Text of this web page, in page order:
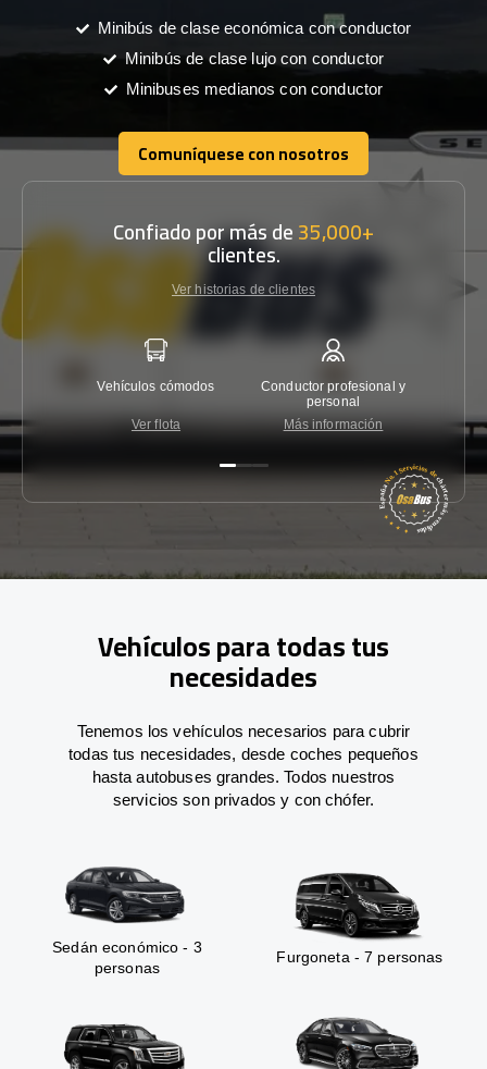
Minibús de clase económica con conductor
Minibús de clase lujo con conductor
Minibuses medianos con conductor
Comuníquese con nosotros
Comuníquese con nosotros
Confiado por más de35,000+
clientes.
Ver historias de clientes
Vehículos cómodos
Ver flota
Conductor profesional y
personal
Más información
Vehículos para todas tus
necesidades
Tenemos los vehículos necesarios para cubrir
todas tus necesidades, desde coches pequeños
hasta autobuses grandes. Todos nuestros
servicios son privados y con chófer.
Sedán económico - 3
personas
Furgoneta - 7 personas